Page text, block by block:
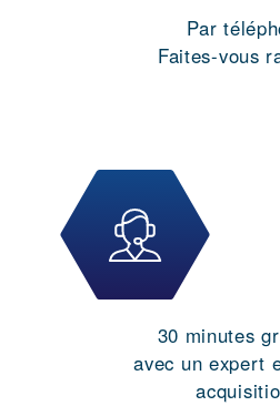
Par
Faites-vous
30 minutes
avec un expert